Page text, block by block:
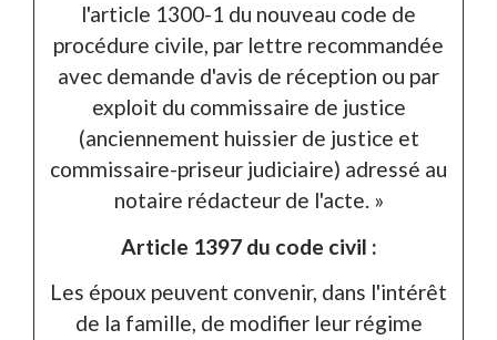
l'article 1300-1 du nouveau code de
procédure civile, par lettre recommandée
avec demande d'avis de réception ou par
exploit du commissaire de justice
(anciennement huissier de justice et
commissaire-priseur judiciaire) adressé au
notaire rédacteur de l'acte. »
Article 1397 du code civil :
Les époux peuvent convenir, dans l'intérêt
de la famille, de modifier leur régime